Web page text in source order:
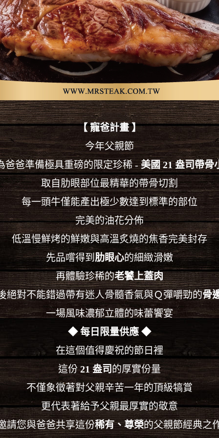
【寵爸計畫 】
今年父親節
爸爸準備極具重磅的限定珍稀 -美國 21 盎司帶骨
取自肋眼部位最精華的帶骨切割
每一頭牛僅能產出極少數達到標準的部位
完美的油花分佈
低溫慢鮮烤的鮮嫩與高溫炙燒的焦香完美封存
先品嚐得到 肋眼心的細緻滑嫩
再體驗珍稀的老饕上蓋肉
絕對不能錯過帶有迷人骨髓香氣與Ｑ彈嚼勁的骨
一場風味濃郁立體的味蕾饗宴
◆ 每日限量供應 ◆
在這個值得慶祝的節日裡
這份21 盎司 的厚實份量
不僅象徵著對父親辛苦一年的頂級犒賞
更代表著給予父親最厚實的敬意
請您與爸爸共享這份稀有、尊榮的父親節經典之